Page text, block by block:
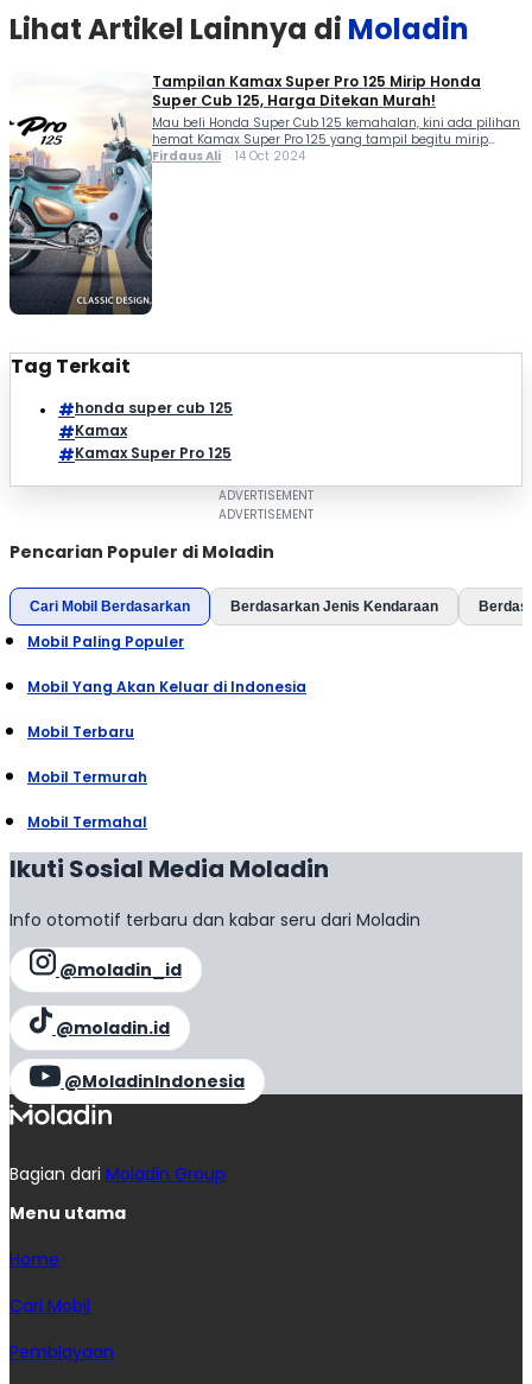
Lihat Artikel Lainnya di Moladin
Tampilan Kamax Super Pro 125 Mirip Honda
Super Cub 125, Harga Ditekan Murah!
Mau beli Honda Super Cub 125 kemahalan, kini ada pilihan
hemat Kamax Super Pro 125 yang tampil begitu mirip
dengan motor bebek ikonik dari Honda tersebut. Kamax
Firdaus Ali 14 Oct 2024
Tag Terkait
honda super cub 125
Kamax
Kamax Super Pro 125
Pencarian Populer di Moladin
Cari Mobil Berdasarkan Berdasarkan Jenis Kendaraan
Mobil Paling Populer
Mobil Yang Akan Keluar di Indonesia
Mobil Terbaru
Mobil Termurah
Mobil Termahal
Ikuti Sosial Media Moladin
Info otomotif terbaru dan kabar seru dari Moladin
@moladin_id
@moladin.id
@MoladinIndonesia
Bagian dari Moladin Group
Menu utama
Home
Cari Mobil
Pembiayaan